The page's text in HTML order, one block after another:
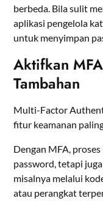
berbeda. Bila sulit
aplikasi pengelola
untuk menyimpan
Aktifkan
Tambahan
Multi-Factor
fitur keamanan
Dengan MFA,
password, tetapi
misalnya melalui
atau perangkat